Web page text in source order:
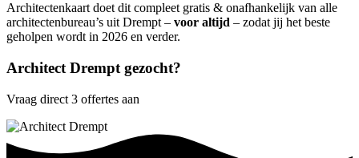
Architectenkaart doet dit compleet gratis & onafhankelijk van alle
architectenbureau’s uit Drempt – voor altijd – zodat jij het beste
geholpen wordt in 2026 en verder.
Architect Drempt gezocht?
Vraag direct 3 offertes aan